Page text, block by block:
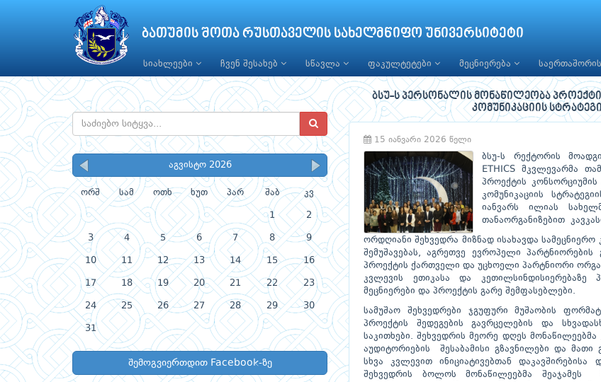
ბათუმის შოთა რუსთაველის სახელმწიფო უნივერსიტეტი
სიახლეები ჩვენ შესახებ სწავლა ფაკულტეტები მეცნიერება
აგვისტო 2026
ორშ სამ ოთხ ხუთ პარ შაბ კვ
1 2
3 4 5 6 7 8 9
10 11 12 13 14 15 16
17 18 19 20 21 22 23
24 25 26 27 28 29 30
31
შემოგვიერთდით Facebook-ზე
ბსუ-ს პერსონალის მონაწილეობა
კომუნიკაციის
15 იანვარი 2026 წელი
ბსუ-ს რექტორის
ETHICS მკვლევარმა
პროექტის
კომუნიკაციის
იანვარს ილიას
თანაორგანიზებით
ორდღიანი შეხვედრა მიზნად ისახავდა სამეცნიერო
შემუშავებას, აგრეთვე ევროპელი
პროექტის ქართველი და უცხოელი პარტნიორი
კვლევის ეთიკასა და კეთილსინდისიერებაზე
მეცნიერები და პროექტის გარე შემფასებლები.
სამუშაო შეხვედრები ჯგუფური მუშაობის
პროექტის შედეგების გავრცელების და
საკითხები. შეხვედრის მეორე დღეს
აუდიტორიების შესაბამისი გზავნილები და მათი
სხვა კვლევით ინიციატივებთან დაკავშირებისა
შეხვედრის ბოლოს მონაწილეებმა შეაჯამეს